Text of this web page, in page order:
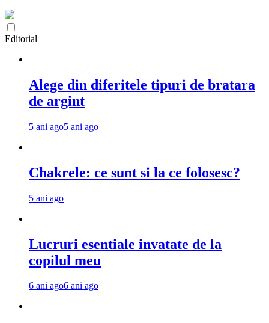
Editorial
Alege din diferitele tipuri de bratara
de argint
5 ani ago5 ani ago
Chakrele: ce sunt si la ce folosesc?
5 ani ago
Lucruri esentiale invatate de la
copilul meu
6 ani ago6 ani ago